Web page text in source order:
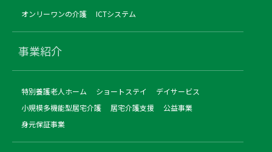
オンリーワンの介護 ICTシステム
事業紹介
特別養護老人ホーム ショートステイ
デイサービス
小規模多機能型居宅介護
居宅介護支援
公益事業
身元保証事業